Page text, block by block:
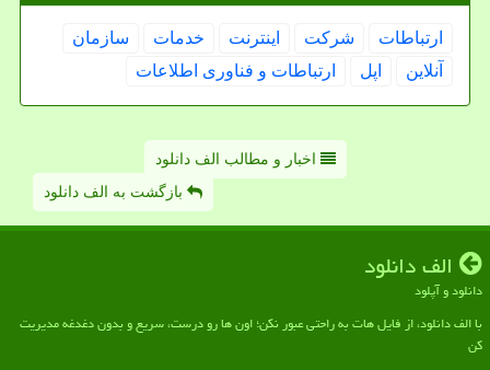
ارتباطات شركت اینترنت خدمات
سازمان
آنلاین
اپل ارتباطات و فناوری اطلاعات
اخبار و مطالب الف دانلود
بازگشت به الف دانلود
الف دانلود
دانلود و آپلود
با الف دانلود، از فایل هات به راحتی عبور نکن؛ اون ها رو درست، سریع و بدون دغدغه مدیریت
کن